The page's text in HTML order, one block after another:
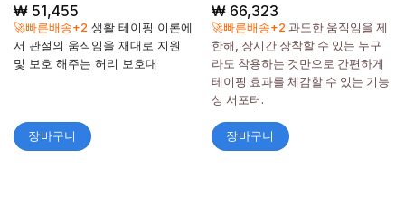
₩51,455
🚀빠른배송+2생활 테이핑 이론에
서 관절의 움직임을 재대로 지원
및 보호 해주는 허리 보호대
장바구니
₩66,323
🚀빠른배송+2 과도한 움직임을 제
한해, 장시간 장착할 수 있는 누구
라도 착용하는 것만으로 간편하게
테이핑 효과를 체감할 수 있는 기능
성 서포터.
장바구니